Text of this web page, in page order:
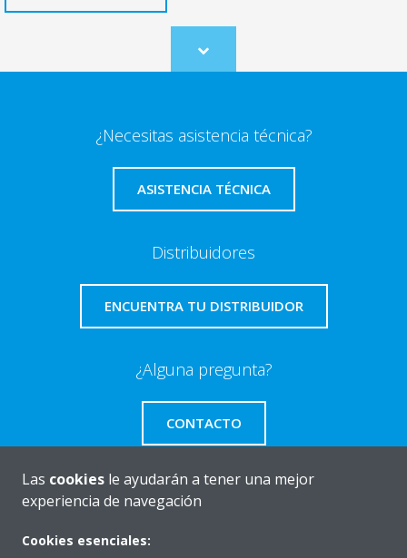
Scroll
to
¿Necesitas asistencia técnica?
ASISTENCIA TÉCNICA
Distribuidores
ENCUENTRA TU DISTRIBUIDOR
¿Alguna pregunta?
CONTACTO
Quiénes somos
Las cookies le ayudarán a tener una mejor
experiencia de navegación
Cookies esenciales: